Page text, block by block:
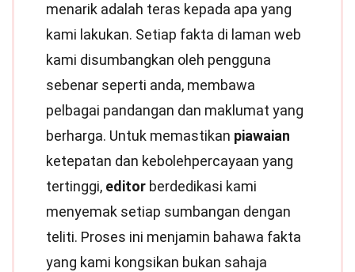
menarik adalah teras kepada apa yang
kami lakukan. Setiap fakta di laman web
kami disumbangkan oleh pengguna
sebenar seperti anda, membawa
pelbagai pandangan dan maklumat yang
berharga. Untuk memastikan piawaian
ketepatan dan kebolehpercayaan yang
tertinggi, editor berdedikasi kami
menyemak setiap sumbangan dengan
teliti. Proses ini menjamin bahawa fakta
yang kami kongsikan bukan sahaja